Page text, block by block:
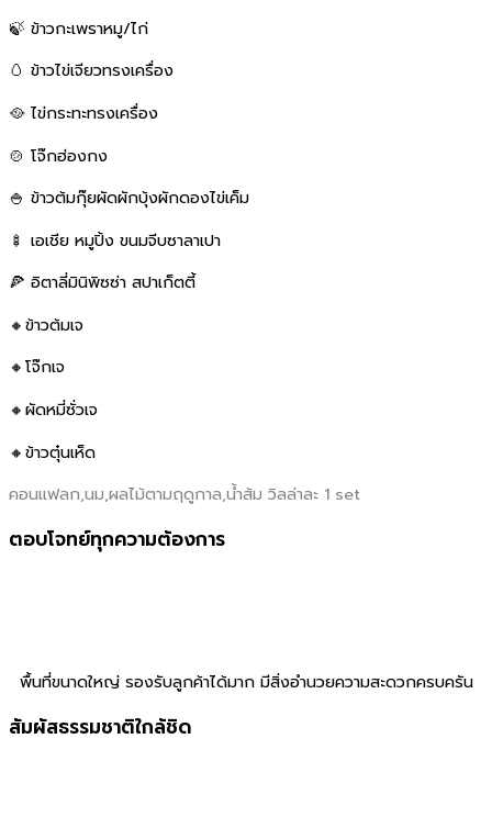
🍃 ข้าวกะเพราหมู/ไก่
🥚 ข้าวไข่เจียวทรงเครื่อง
🥘 ไข่กระทะทรงเครื่อง
🍲 โจ๊กฮ่องกง
🍚 ข้าวต้มกุ๊ยผัดผักบุ้งผักดองไข่เค็ม
🍢 เอเชีย หมูปิ้ง ขนมจีบซาลาเปา
🍕 อิตาลี่มินิพิซซ่า สปาเก็ตตี้
🔸ข้าวต้มเจ
🔸โจ๊กเจ
🔸ผัดหมี่ซั่วเจ
🔸ข้าวตุ๋นเห็ด
คอนแฟลก,นม,ผลไม้ตามฤดูกาล,น้ำส้ม วิลล่าละ 1 set
ตอบโจทย์ทุกความต้องการ
พื้นที่ขนาดใหญ่ รองรับลูกค้าได้มาก มีสิ่งอํานวยความสะดวกครบครัน
สัมผัสธรรมชาติใกล้ชิด